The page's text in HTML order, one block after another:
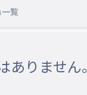
一覧
りません。